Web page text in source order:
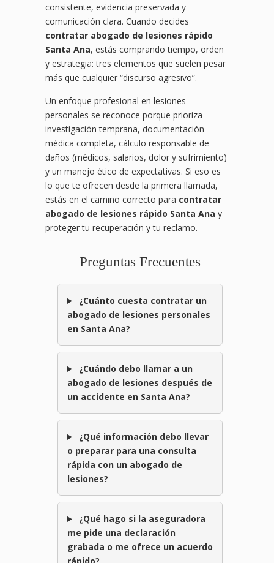
consistente, evidencia preservada y
comunicación clara. Cuando decides
contratar abogado de lesiones rápido
Santa Ana, estás comprando tiempo, orden
y estrategia: tres elementos que suelen pesar
más que cualquier “discurso agresivo”.
Un enfoque profesional en lesiones
personales se reconoce porque prioriza
investigación temprana, documentación
médica completa, cálculo responsable de
daños (médicos, salarios, dolor y sufrimiento)
y un manejo ético de expectativas. Si eso es
lo que te ofrecen desde la primera llamada,
estás en el camino correcto para contratar
abogado de lesiones rápido Santa Ana y
proteger tu recuperación y tu reclamo.
Preguntas Frecuentes
¿Cuánto cuesta contratar un
abogado de lesiones personales
en Santa Ana?
¿Cuándo debo llamar a un
abogado de lesiones después de
un accidente en Santa Ana?
¿Qué información debo llevar
o preparar para una consulta
rápida con un abogado de
lesiones?
¿Qué hago si la aseguradora
me pide una declaración
grabada o me ofrece un acuerdo